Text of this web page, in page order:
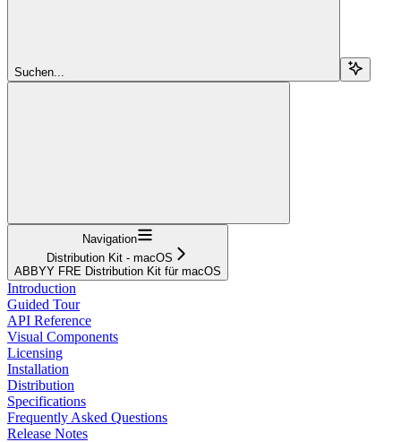
Suchen...
Navigation
Distribution Kit - macOS
ABBYY FRE Distribution Kit für macOS
Introduction
Guided Tour
API Reference
Visual Components
Licensing
Installation
Distribution
Specifications
Frequently Asked Questions
Release Notes